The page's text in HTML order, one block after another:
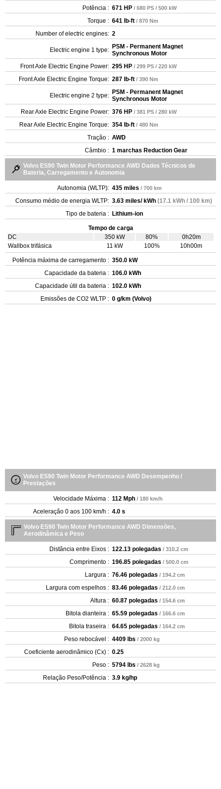
Potência : 671 HP / 680 PS / 500 kW
Torque : 641 lb-ft / 870 Nm
Number of electric engines: 2
Electric engine 1 type: PSM - Permanent Magnet
Synchronous Motor
Front Axle Electric Engine Power: 295 HP / 299 PS / 220 kW
Front Axle Electric Engine Torque: 287 lb-ft / 390 Nm
Electric engine 2 type: PSM - Permanent Magnet
Synchronous Motor
Rear Axle Electric Engine Power: 376 HP / 381 PS / 280 kW
Rear Axle Electric Engine Torque: 354 lb-ft / 480 Nm
Tração : AWD
Câmbio : 1 marchas Reduction Gear
Volvo ES90 Twin Motor Performance AWD Dados Técnicos de
Bateria, Carregamento e Autonomia
Autonomia (WLTP): 435 miles / 700 km
Consumo médio de energia WLTP: 3.63 miles/ kWh (17.1 kWh / 100 km)
Tipo de bateria : Lithium-ion
Tempo de carga
DC
350 kW 80%
0h20m
Wallbox trifásica
11 kW 100% 10h00m
Potência máxima de carregamento : 350.0 kW
Capacidade da bateria : 106.0 kWh
Capacidade útil da bateria : 102.0 kWh
Emissões de CO2 WLTP : 0 g/km (Volvo)
Volvo ES90 Twin Motor Performance AWD Desempenho /
Prestações
Velocidade Máxima : 112 Mph / 180 km/h
Aceleração 0 aos 100 km/h : 4.0 s
Volvo ES90 Twin Motor Performance AWD Dimensões,
Aerodinâmica e Peso
Distância entre Eixos : 122.13 polegadas / 310.2 cm
Comprimento : 196.85 polegadas / 500.0 cm
Largura : 76.46 polegadas / 194.2 cm
Largura com espelhos : 83.46 polegadas / 212.0 cm
Altura : 60.87 polegadas / 154.6 cm
Bitola dianteira : 65.59 polegadas / 166.6 cm
Bitola traseira : 64.65 polegadas / 164.2 cm
Peso rebocável : 4409 lbs / 2000 kg
Coeficiente aerodinâmico (Cx) : 0.25
Peso : 5794 lbs / 2628 kg
Relação Peso/Potência : 3.9 kg/hp